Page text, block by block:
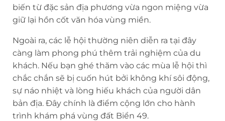
biến từ đặc sản địa phương vừa ngon miệng vừa
giữ lại hồn cốt văn hóa vùng miền.
Ngoài ra, các lễ hội thường niên diễn ra tại đây
càng làm phong phú thêm trải nghiệm của du
khách. Nếu bạn ghé thăm vào các mùa lễ hội thì
chắc chắn sẽ bị cuốn hút bởi không khí sôi động,
sự náo nhiệt và lòng hiếu khách của người dân
bản địa. Đây chính là điểm cộng lớn cho hành
trình khám phá vùng đất Biển 49.